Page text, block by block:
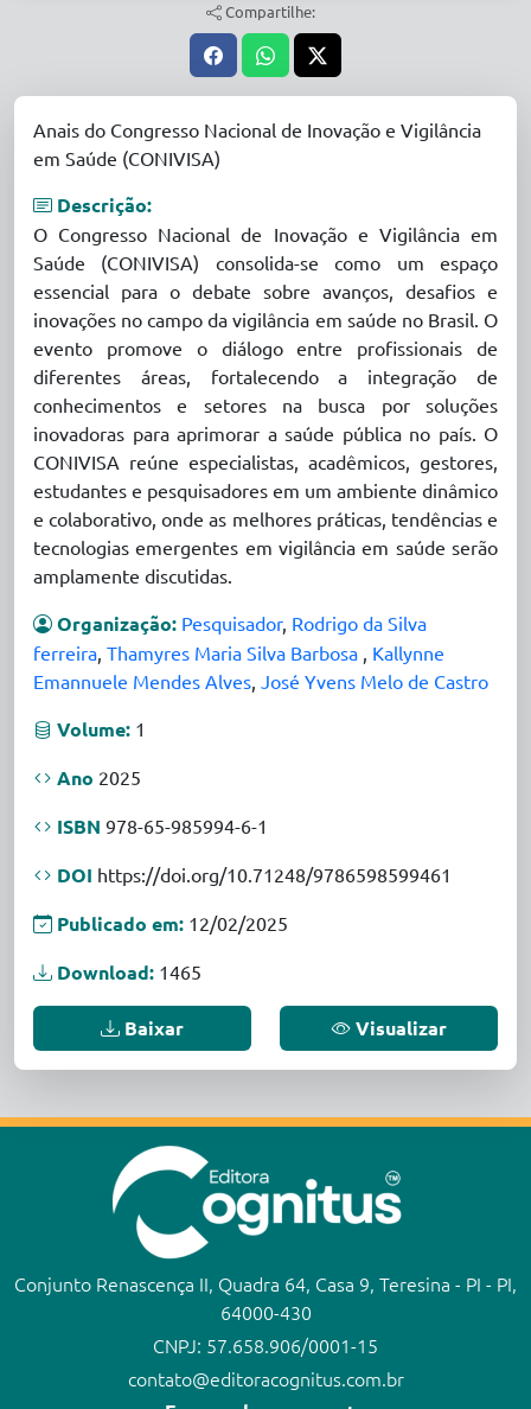
Compartilhe:
Anais do Congresso Nacional de Inovação e Vigilância
em Saúde (CONIVISA)
Descrição:
O Congresso Nacional de Inovação e Vigilância em
Saúde (CONIVISA) consolida-se como um espaço
essencial para o debate sobre avanços, desafios e
inovações no campo da vigilância em saúde no Brasil. O
evento promove o diálogo entre profissionais de
diferentes áreas, fortalecendo a integração de
conhecimentos e setores na busca por soluções
inovadoras para aprimorar a saúde pública no país. O
CONIVISA reúne especialistas, acadêmicos, gestores,
estudantes e pesquisadores em um ambiente dinâmico
e colaborativo, onde as melhores práticas, tendências e
tecnologias emergentes em vigilância em saúde serão
amplamente discutidas.
Organização: Pesquisador, Rodrigo da Silva
ferreira, Thamyres Maria Silva Barbosa , Kallynne
Emannuele Mendes Alves, José Yvens Melo de Castro
Volume: 1
Ano 2025
ISBN 978-65-985994-6-1
DOI https://doi.org/10.71248/9786598599461
Publicado em: 12/02/2025
Download: 1465
Baixar Visualizar
Conjunto Renascença II, Quadra 64, Casa 9, Teresina - PI - PI,
64000-430
CNPJ: 57.658.906/0001-15
contato@editoracognitus.com.br